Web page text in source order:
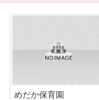
めだか保育園